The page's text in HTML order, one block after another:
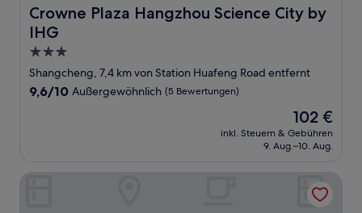
Crowne Plaza Hangzhou Science City by
IHG
Crowne Plaza Hangzhou Science City by IHG
3.0-
Sterne-
Unterkunft
Shangcheng, 7,4 km von Station Huafeng Road entfernt
9.6
9,6/10 Außergewöhnlich (5 Bewertungen)
Der
Preis
beträgt
102 €
inkl. Steuern & Gebühren
9. Aug.–10. Aug.